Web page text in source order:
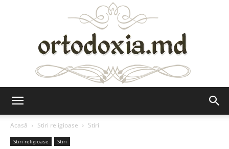
Acasă
Stiri religioase Stiri
Stiri religioase Stiri